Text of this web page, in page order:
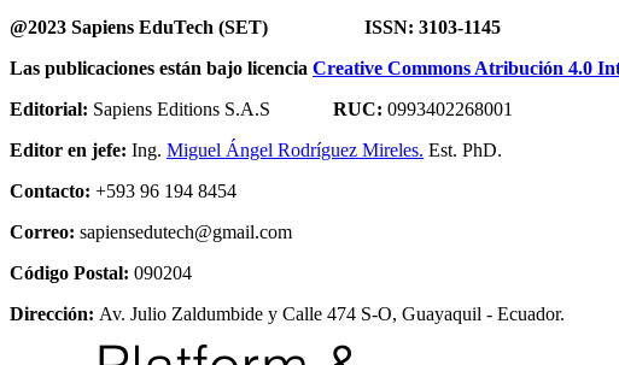
@2023 Sapiens EduTech (SET) ISSN: 3103-1145
Las publicaciones están bajo licencia Creative Commons Atribución 4.0
Editorial: Sapiens Editions S.A.S RUC: 0993402268001
Editor en jefe: Ing. Miguel Ángel Rodríguez Mireles. Est. PhD.
Contacto: +593 96 194 8454
Correo: sapiensedutech@gmail.com
Código Postal: 090204
Dirección: Av. Julio Zaldumbide y Calle 474 S-O, Guayaquil - Ecuador.